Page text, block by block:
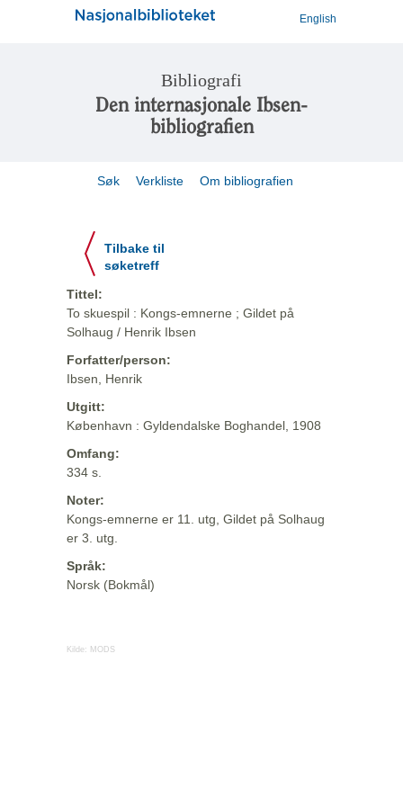
English
Bibliografi
Den internasjonale Ibsen-
bibliografien
Søk Verkliste Om bibliografien
Tilbake til
søketreff
Tittel:
To skuespil : Kongs-emnerne ; Gildet på
Solhaug / Henrik Ibsen
Forfatter/person:
Ibsen, Henrik
Utgitt:
København : Gyldendalske Boghandel, 1908
Omfang:
334 s.
Noter:
Kongs-emnerne er 11. utg, Gildet på Solhaug
er 3. utg.
Språk:
Norsk (Bokmål)
Kilde: MODS